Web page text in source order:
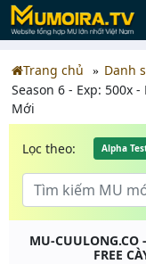
Trang chủ Danh
Season 6 - Exp: 500x
Mới
Lọc theo: Alpha
MU-CUULONG.CO
FREE